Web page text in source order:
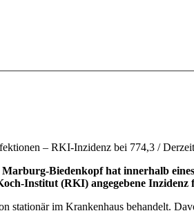
– RKI-Inzidenz bei 774,3 /
Biedenkopf hat innerhalb
Institut (RKI) angegebene
stationär im Krankenhaus behandelt.